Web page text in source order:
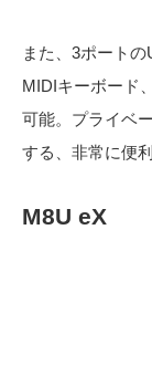
また、3ポート
MIDIキーボード
可能。プライベ
する、非常に便
M8U eX